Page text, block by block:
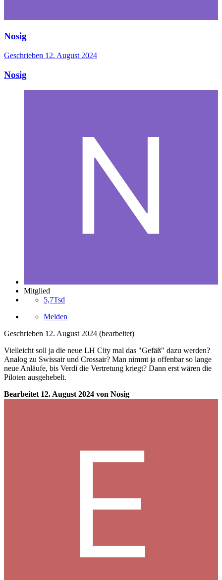
Nosig
Geschrieben 12. August 2024
Nosig
Mitglied
5,7Tsd
Melden
Geschrieben 12. August 2024 (bearbeitet)
Vielleicht soll ja die neue LH City mal das "Gefäß" dazu werden?
Analog zu Swissair und Crossair? Man nimmt ja offenbar so lange
neue Anläufe, bis Verdi die Vertretung kriegt? Dann erst wären die
Piloten ausgehebelt.
Bearbeitet 12. August 2024 von Nosig